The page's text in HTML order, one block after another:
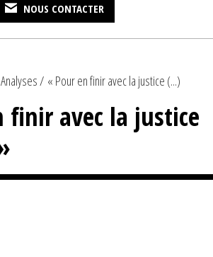
NOUS CONTACTER
Analyses « Pour en finir avec la justice (...)
finir avec la justice